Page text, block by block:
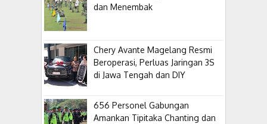
dan Menembak
​Chery Avante Magelang Resmi
Beroperasi, Perluas Jaringan 3S
di Jawa Tengah dan DIY
656 Personel Gabungan
Amankan Tipitaka Chanting dan